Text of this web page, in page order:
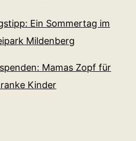
Ein Sommertag im
Mildenberg
Mamas Zopf für
Kinder